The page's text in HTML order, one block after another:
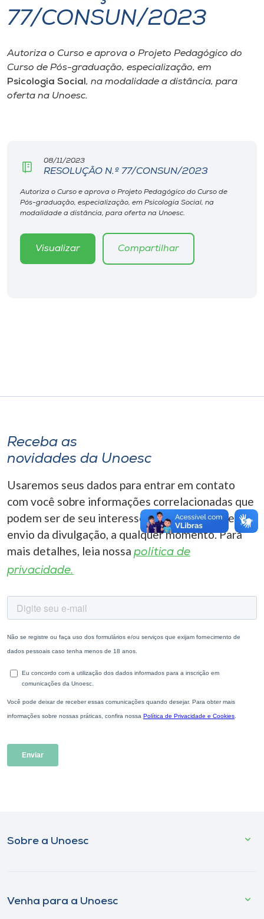
I.nova
Diplomados
Cultura
Biblioteca
Editora
Rádio
A+
77/CONSUN/2023
Autoriza o Curso e aprova o Projeto Pedagógico do
Curso de Pós-graduação, especialização, em
Psicologia Social, na modalidade a distância, para
oferta na Unoesc.
08/11/2023
RESOLUÇÃO N.º 77/CONSUN/2023
Autoriza o Curso e aprova o Projeto Pedagógico do Curso de
Pós-graduação, especialização, em Psicologia Social, na
modalidade a distância, para oferta na Unoesc.
Visualizar Compartilhar
Receba as
novidades da Unoesc
Usaremos seus dados para entrar em contato
com você sobre informações correlacionadas que
podem ser de seu interesse. Você pode cancelar o
envio da divulgação, a qualquer momento. Para
mais detalhes, leia nossa política de
privacidade.
Sobre a Unoesc
Venha para a Unoesc